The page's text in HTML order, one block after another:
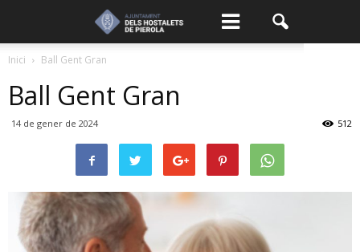
Inici Ball Gent Gran
Ball Gent Gran
14 de gener de 2024 512